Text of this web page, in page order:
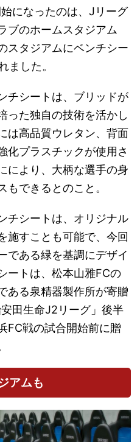
になったのは、Jリーグ
ブのホームスタジアム
スタジアムにベンチシー
ました。
チシートは、ブリッドが
った独自の技術を活かし
は高品質ウレタン、背面
化プラスチックが使用さ
により、大柄な選手の身
できるとのこと。
チシートは、オリジナル
施すことも可能で、今回
である緑を基調にデザイ
ートは、松本山雅FCの
ある泉精器製作所が寄贈
田生命J2リーグ」後半
FC戦の試合開始前に贈
アムも